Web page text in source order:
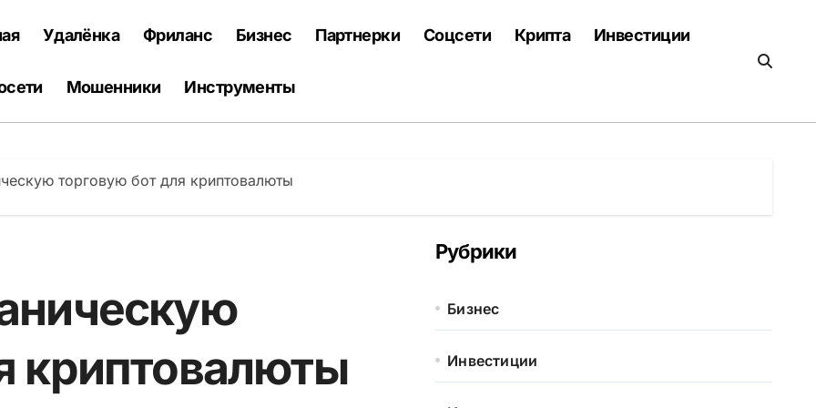
Удалёнка Фриланс Бизнес Партнерки Соцсети Крипта Инвестиции
Мошенники Инструменты
торговую бот для криптовалюты
криптовалюты
Рубрики
Бизнес
Инвестиции